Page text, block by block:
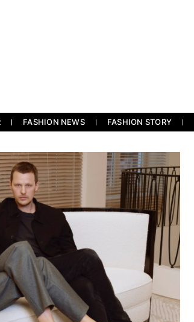
FASHION NEWS FASHION STORY